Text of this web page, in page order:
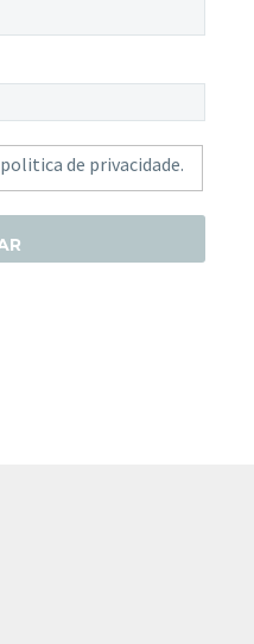
politica de privacidade.